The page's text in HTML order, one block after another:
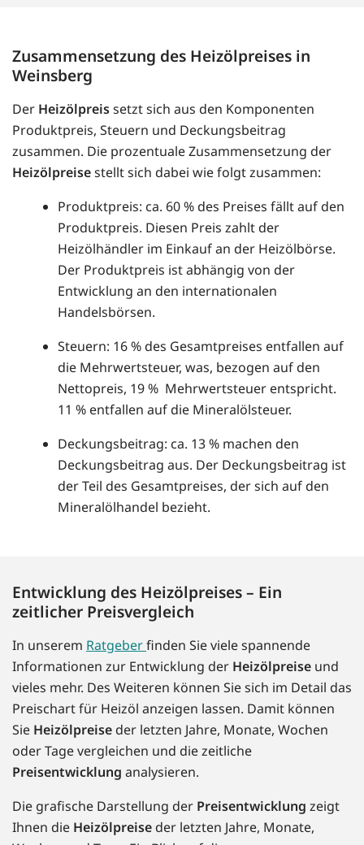
Zusammensetzung des Heizölpreises in
Weinsberg
Der Heizölpreissetzt sich aus den Komponenten
Produktpreis, Steuern und Deckungsbeitrag
zusammen. Die prozentuale Zusammensetzung der
Heizölpreisestellt sich dabei wie folgt zusammen:
Produktpreis: ca. 60 % des Preises fällt auf den
Produktpreis. Diesen Preis zahlt der
Heizölhändler im Einkauf an der Heizölbörse.
Der Produktpreis ist abhängig von der
Entwicklung an den internationalen
Handelsbörsen.
Steuern: 16 % des Gesamtpreises entfallen auf
die Mehrwertsteuer, was, bezogen auf den
Nettopreis, 19 % Mehrwertsteuer entspricht.
11 % entfallen auf die Mineralölsteuer.
Deckungsbeitrag: ca. 13 % machen den
Deckungsbeitrag aus. Der Deckungsbeitrag ist
der Teil des Gesamtpreises, der sich auf den
Mineralölhandel bezieht.
Entwicklung des Heizölpreises – Ein
zeitlicher Preisvergleich
In unserem Ratgeberfinden Sie viele spannende
Informationen zur Entwicklung der Heizölpreise und
vieles mehr. Des Weiteren können Sie sich im Detail das
Preischart für Heizöl anzeigen lassen. Damit können
Sie Heizölpreise der letzten Jahre, Monate, Wochen
oder Tage vergleichen und die zeitliche
Preisentwicklung analysieren.
Die grafische Darstellung der Preisentwicklung zeigt
Ihnen die Heizölpreise der letzten Jahre, Monate,